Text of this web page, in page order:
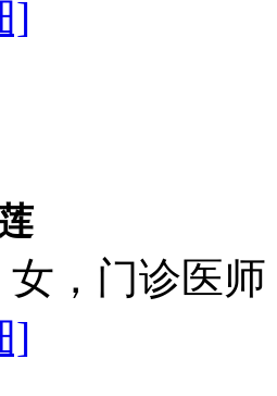
]
，门诊医
]